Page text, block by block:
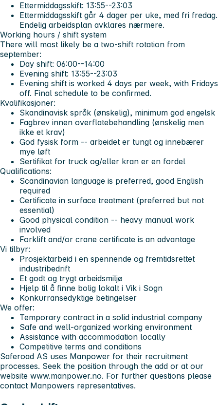
Ettermiddagsskift: 13:55--23:03
Ettermiddagsskift går 4 dager per uke, med fri fredag.
Endelig arbeidsplan avklares nærmere.
Working hours / shift system
There will most likely be a two-shift rotation from
september:
Day shift: 06:00--14:00
Evening shift: 13:55--23:03
Evening shift is worked 4 days per week, with Fridays
off. Final schedule to be confirmed.
Kvalifikasjoner:
Skandinavisk språk (ønskelig), minimum god engelsk
Fagbrev innen overflatebehandling (ønskelig men
ikke et krav)
God fysisk form -- arbeidet er tungt og innebærer
mye løft
Sertifikat for truck og/eller kran er en fordel
Qualifications:
Scandinavian language is preferred, good English
required
Certificate in surface treatment (preferred but not
essential)
Good physical condition -- heavy manual work
involved
Forklift and/or crane certificate is an advantage
Vi tilbyr:
Prosjektarbeid i en spennende og fremtidsrettet
industribedrift
Et godt og trygt arbeidsmiljø
Hjelp til å finne bolig lokalt i Vik i Sogn
Konkurransedyktige betingelser
We offer:
Temporary contract in a solid industrial company
Safe and well-organized working environment
Assistance with accommodation locally
Competitive terms and conditions
Saferoad AS uses Manpower for their recruitment
processes. Seek the position through the add or at our
website www.manpower.no. For further questions please
contact Manpowers representatives.